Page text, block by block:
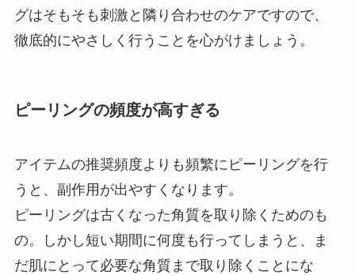
グはそもそも刺激と隣り合わせのケアですので、
徹底的にやさしく行うことを心がけましょう。
ピーリングの頻度が高すぎる
アイテムの推奨頻度よりも頻繁にピーリングを行
うと、副作用が出やすくなります。
ピーリングは古くなった角質を取り除くためのも
の。しかし短い期間に何度も行ってしまうと、ま
だ肌にとって必要な角質まで取り除くことにな